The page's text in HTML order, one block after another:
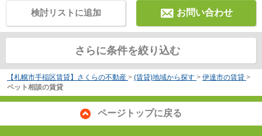
お問い合わせ
検討リストに追加
さらに条件を絞り込む
【札幌市手稲区賃貸】さくらの不動産 > (賃貸)地域から探す > 伊達市の賃貸 >
ペット相談の賃貸
ページトップに戻る